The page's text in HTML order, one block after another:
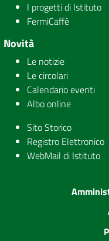
I progetti di Istituto
FermiCaffè
Novità
Le notizie
Le circolari
Calendario eventi
Albo online
Sito Storico
Registro Elettronico
WebMail di Istituto